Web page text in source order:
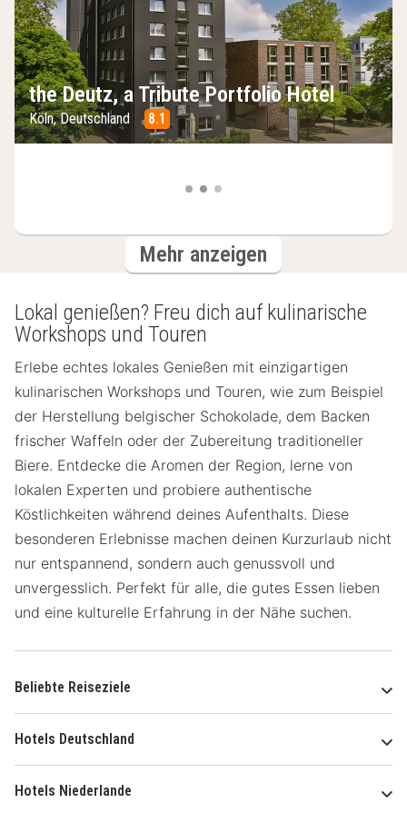
the Deutz, a Tribute Portfolio Hotel
Köln, Deutschland 8.1
Mehr anzeigen
Lokal genießen? Freu dich auf kulinarische
Workshops und Touren
Erlebe echtes lokales Genießen mit einzigartigen
kulinarischen Workshops und Touren, wie zum Beispiel
der Herstellung belgischer Schokolade, dem Backen
frischer Waffeln oder der Zubereitung traditioneller
Biere. Entdecke die Aromen der Region, lerne von
lokalen Experten und probiere authentische
Köstlichkeiten während deines Aufenthalts. Diese
besonderen Erlebnisse machen deinen Kurzurlaub nicht
nur entspannend, sondern auch genussvoll und
unvergesslich. Perfekt für alle, die gutes Essen lieben
und eine kulturelle Erfahrung in der Nähe suchen.
Beliebte Reiseziele
Hotels Deutschland
Hotels Niederlande